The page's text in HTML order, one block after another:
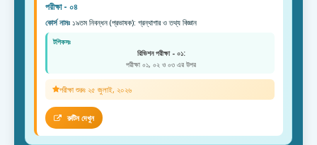
পরীক্ষা - ০৪
কোর্স নামঃ ১৯তম নিবন্ধন (প্রভাষক): গ্রন্থাগার ও তথ্য বিজ্ঞান
টপিকসঃ
রিভিশন পরীক্ষা - ০১:
পরীক্ষা ০১, ০২ ও ০৩ এর উপর
পরীক্ষা শুরুঃ ২৫ জুলাই, ২০২৬
রুটিন দেখুন